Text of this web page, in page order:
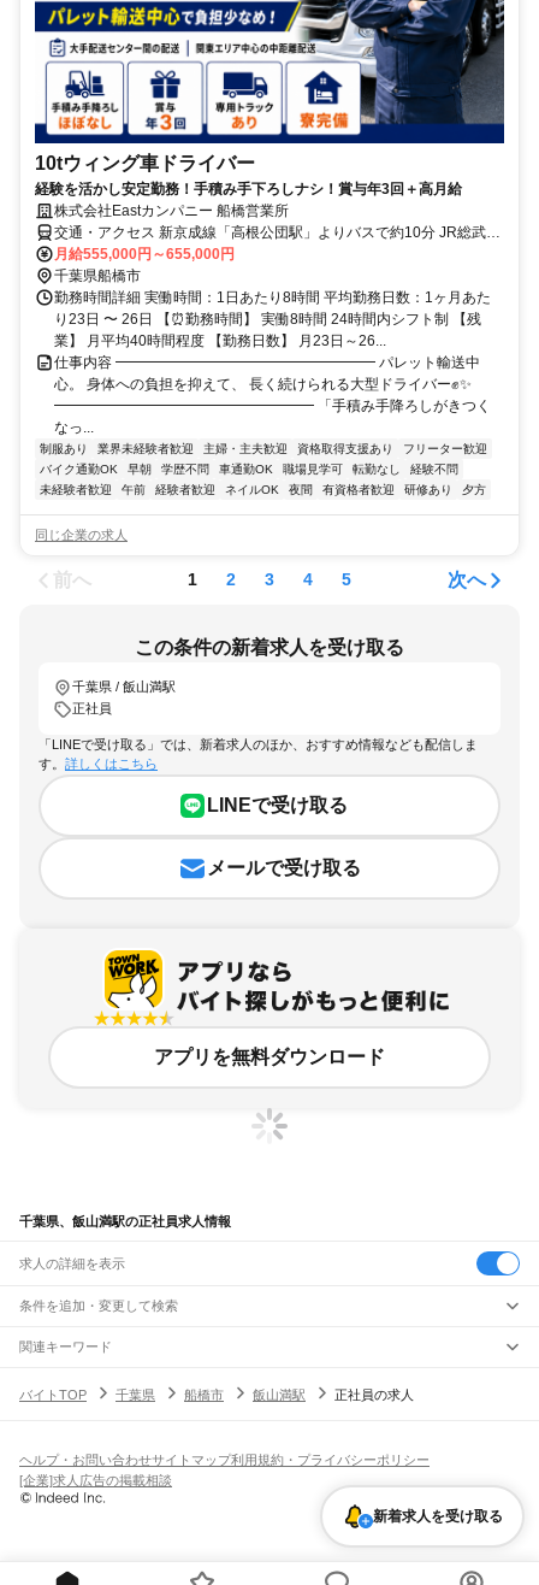
10tウィング車ドライバー
経験を活かし安定勤務！手積み手下ろしナシ！賞与年3回＋高月給
株式会社Eastカンパニー 船橋営業所
交通・アクセス 新京成線「高根公団駅」よりバスで約10分 JR総武
線・東武アーバンパークライン 「船橋駅」北口よりバスで約25分
月給555,000円～655,000円
千葉県船橋市
勤務時間詳細 実働時間：1日あたり8時間 平均勤務日数：1ヶ月あた
り23日 〜 26日 【⏰勤務時間】 実働8時間 24時間内シフト制 【残
業】 月平均40時間程度 【勤務日数】 月23日～26...
仕事内容 ━━━━━━━━━━━━━━━━━━ パレット輸送中
心。 身体への負担を抑えて、 長く続けられる大型ドライバー✊✨
━━━━━━━━━━━━━━━━━━ 「手積み手降ろしがきつく
なっ...
制服あり 業界未経験者歓迎 主婦・主夫歓迎 資格取得支援あり
フリーター歓迎
バイク通勤OK
早朝 学歴不問 車通勤OK 職場見学可 転勤なし
経験不問
未経験者歓迎
午前 経験者歓迎 ネイルOK 夜間 有資格者歓迎 研修あり 夕方
同じ企業の求人
前へ 1 2 3 4 5 次へ
この条件の新着求人を受け取る
千葉県 / 飯山満駅
正社員
「LINEで受け取る」では、新着求人のほか、おすすめ情報なども配信しま
す。 詳しくはこちら
LINEで受け取る
メールで受け取る
アプリを無料ダウンロード
千葉県、飯山満駅の正社員求人情報
求人の詳細を表示
条件を追加・変更して検索
市区町村を追加・変更
千葉県すべて
銚子市市川市船橋市館山市木更津市松戸市野田市茂原市成田市佐倉市
旭市習志野市柏市勝浦市 八千代市我孫子市鴨川市鎌ケ谷市
印西市 白井市富里市 南房総市
印旛郡 香取郡
駅を追加・変更
南流山駅新松戸駅 新八柱駅 東松戸駅市川大野駅船橋法典駅 西船橋駅
JR中央・総武線
市川駅 本八幡駅 東船橋駅 津田沼駅 幕張本郷駅
市川駅船橋駅 稲毛駅千葉駅 都賀駅四街道駅 佐倉駅
飲食・フードサービス
飲食・フードサービス
ホールスタッフ
皿洗い・洗い場精肉・鮮魚加工
バー（BAR）・バーテンダー
飲食店（店長・マネージャー）
営業・販売
特徴を追加・変更
人気
髪型・髪色自由ひげOKネイルOK
留学生・外国人活躍中
短期
単発・1日OK 期間限定（春夏冬休み等）
契約社員
関連キーワード
バイトTOP
千葉県 船橋市 飯山満駅 正社員の求人
新着求人を受け取る
ヘルプ・お問い合わせサイトマップ利用規約・プライバシーポリシー
[企業]求人広告の掲載相談